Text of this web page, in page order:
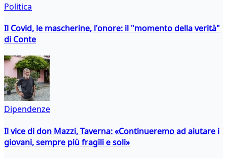
Politica
Il Covid, le mascherine, l'onore: il "momento della verità"
di Conte
Dipendenze
Il vice di don Mazzi, Taverna: «Continueremo ad aiutare i
giovani, sempre più fragili e soli»